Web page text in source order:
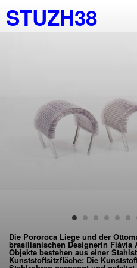
STUZH38
Die Pororoca Liege und der
brasilianischen Designerin Flávia
Objekte bestehen aus einer
Kunststoffsitzfläche: Die